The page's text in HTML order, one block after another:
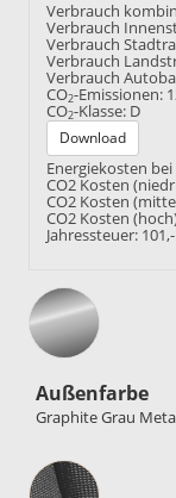
Verbrauch
Verbrauch
Verbrauch
Verbrauch
Verbrauch
CO2-Emissionen:
CO2-Klasse: D
Download
Energiekosten bei
CO2 Kosten
CO2 Kosten
CO2 Kosten
Jahressteuer:
Außenfarbe
Graphite Grau
Innenausstattung